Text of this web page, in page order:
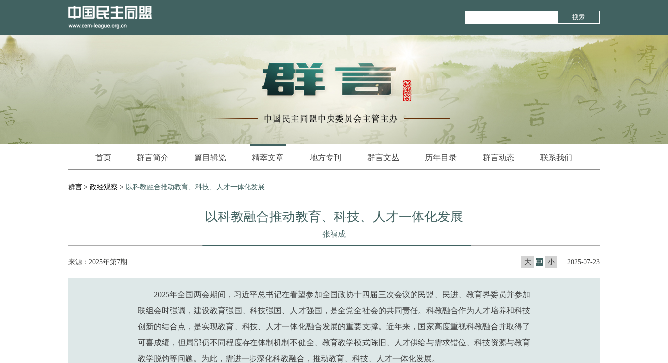
搜索
首页 群言简介 篇目辑览 精萃文章 地方专刊 群言文丛 历年目录 群言动态 联系我们
群言 > 政经观察 > 以科教融合推动教育、科技、人才一体化发展
以科教融合推动教育、科技、人才一体化发展
张福成
来源：2025年第7期 大 中 小 2025-07-23
2025年全国两会期间，习近平总书记在看望参加全国政协十四届三次会议的民盟、民进、教育界委员并参加
联组会时强调，建设教育强国、科技强国、人才强国，是全党全社会的共同责任。科教融合作为人才培养和科技
创新的结合点，是实现教育、科技、人才一体化融合发展的重要支撑。近年来，国家高度重视科教融合并取得了
可喜成绩，但局部仍不同程度存在体制机制不健全、教育教学模式陈旧、人才供给与需求错位、科技资源与教育
教学脱钩等问题。为此，需进一步深化科教融合，推动教育、科技、人才一体化发展。